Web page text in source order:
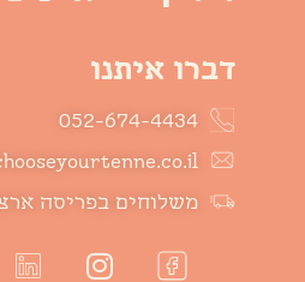
דברו איתנו
052-674-4434
משלוחים בפריסה